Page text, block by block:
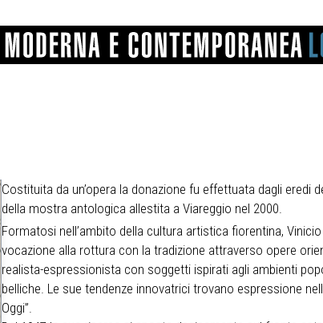
CATARSINI
LEVY
LUCARELLI
LUPORINI
MARTINI
MASCHIETTO
MICHETTI
PARISI
PIERACCINI
PREMIO VIAREGGIO
SPOLTI
VARRAUD SANTINI
PROVENIENZE VARIE
Costituita da un’opera la donazione fu effettuata dagli eredi
della mostra antologica allestita a Viareggio nel 2000.
Formatosi nell’ambito della cultura artistica fiorentina,
vocazione alla rottura con la tradizione attraverso opere
realista-espressionista con soggetti ispirati agli ambienti
belliche. Le sue tendenze innovatrici trovano espressione
Oggi”.